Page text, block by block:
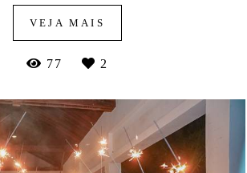
VEJA MAIS
77 2